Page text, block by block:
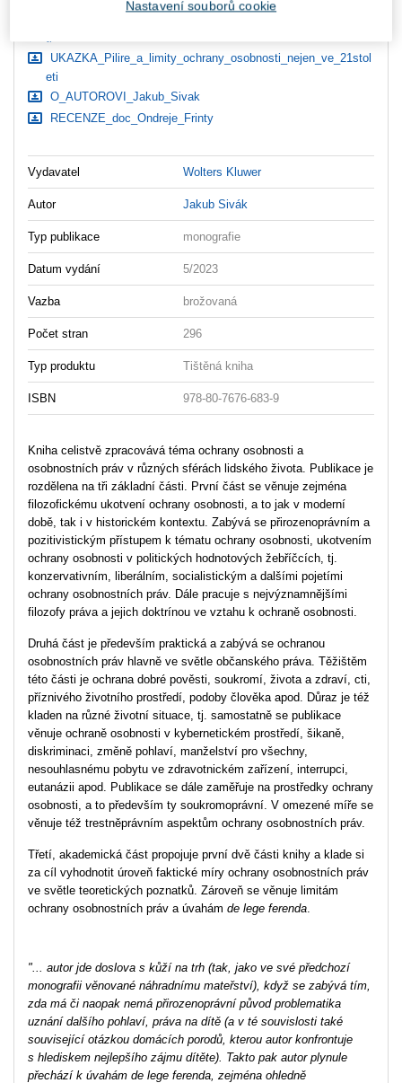
UKAZKA_Pilire_a_limity_ochrany_osobnosti_nejen_ve_21stol
eti
O_AUTOROVI_Jakub_Sivak
RECENZE_doc_Ondreje_Frinty
Vydavatel Wolters Kluwer
Autor Jakub Sivák
Typ publikace monografie
Datum vydání 5/2023
Vazba brožovaná
Počet stran 296
Typ produktu Tištěná kniha
ISBN 978-80-7676-683-9
Kniha celistvě zpracovává téma ochrany osobnosti a
osobnostních práv v různých sférách lidského života. Publikace je
rozdělena na tři základní části. První část se věnuje zejména
filozofickému ukotvení ochrany osobnosti, a to jak v moderní
době, tak i v historickém kontextu. Zabývá se přirozenoprávním a
pozitivistickým přístupem k tématu ochrany osobnosti, ukotvením
ochrany osobnosti v politických hodnotových žebříčcích, tj.
konzervativním, liberálním, socialistickým a dalšími pojetími
ochrany osobnostních práv. Dále pracuje s nejvýznamnějšími
filozofy práva a jejich doktrínou ve vztahu k ochraně osobnosti.
Druhá část je především praktická a zabývá se ochranou
osobnostních práv hlavně ve světle občanského práva. Těžištěm
této části je ochrana dobré pověsti, soukromí, života a zdraví, cti,
příznivého životního prostředí, podoby člověka apod. Důraz je též
kladen na různé životní situace, tj. samostatně se publikace
věnuje ochraně osobnosti v kybernetickém prostředí, šikaně,
diskriminaci, změně pohlaví, manželství pro všechny,
nesouhlasnému pobytu ve zdravotnickém zařízení, interrupci,
eutanázii apod. Publikace se dále zaměřuje na prostředky ochrany
osobnosti, a to především ty soukromoprávní. V omezené míře se
věnuje též trestněprávním aspektům ochrany osobnostních práv.
Třetí, akademická část propojuje první dvě části knihy a klade si
za cíl vyhodnotit úroveň faktické míry ochrany osobnostních práv
ve světle teoretických poznatků. Zároveň se věnuje limitám
ochrany osobnostních práv a úvahám de lege ferenda
"... autor jde doslova s kůží na trh (tak, jako ve své předchozí
monografii věnované náhradnímu mateřství), když se zabývá tím,
zda má či naopak nemá přirozenoprávní původ problematika
uznání dalšího pohlaví, práva na dítě (a v té souvislosti také
související otázkou domácích porodů, kterou autor konfrontuje
s hlediskem nejlepšího zájmu dítěte). Takto pak autor plynule
přechází k úvahám de lege ferenda, zejména ohledně
Nastavení souborů cookie